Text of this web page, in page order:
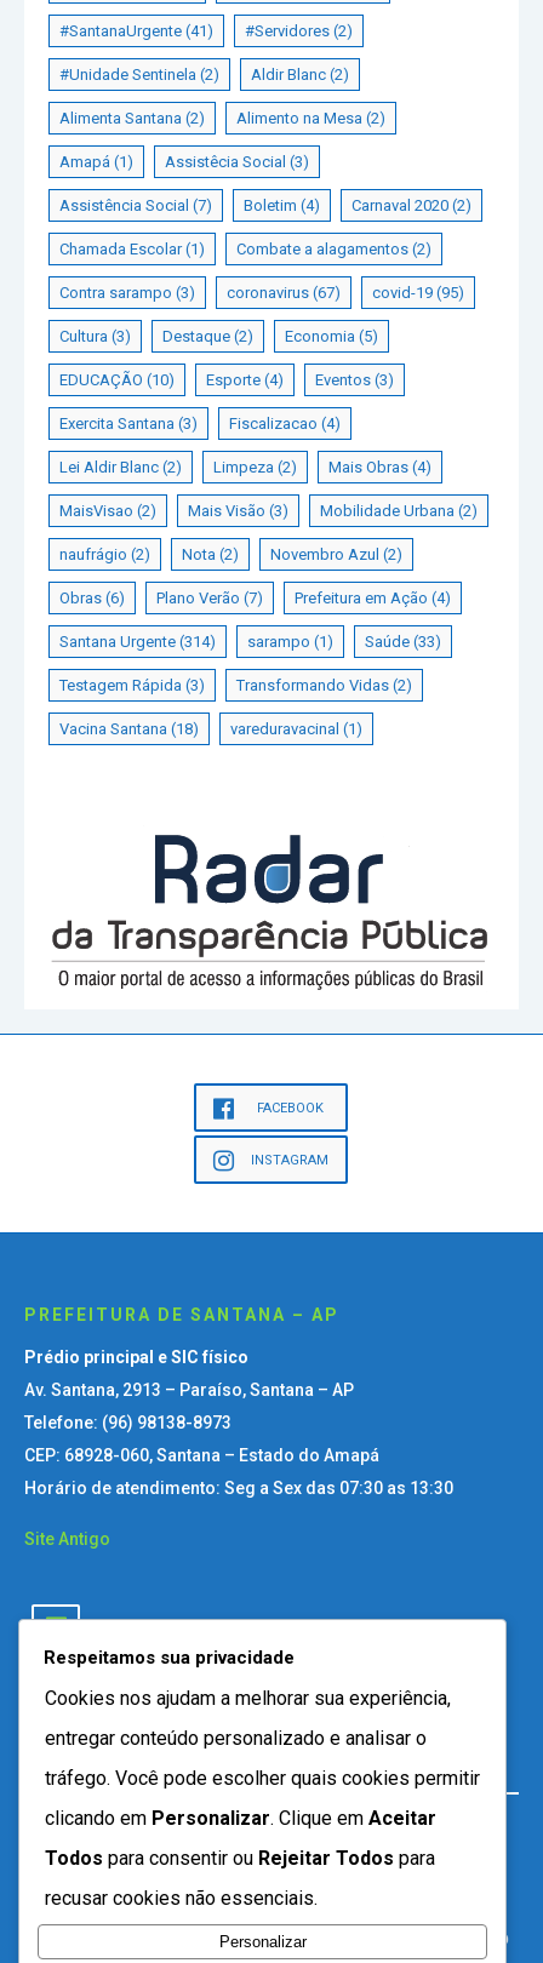
#SantanaUrgente (41) #Servidores (2)
#Unidade Sentinela (2) Aldir Blanc (2)
Alimenta Santana (2) Alimento na Mesa (2)
Amapá (1) Assistêcia Social (3)
Assistência Social (7) Boletim (4) Carnaval 2020 (2)
Chamada Escolar(1) Combate a alagamentos (2)
Contra sarampo (3) coronavirus (67) covid-19 (95)
Cultura (3) Destaque (2) Economia (5)
EDUCAÇÃO (10) Esporte (4) Eventos (3)
Exercita Santana (3) Fiscalizacao (4)
Lei Aldir Blanc (2) Limpeza (2) Mais Obras (4)
MaisVisao (2) Mais Visão (3) Mobilidade Urbana (2)
naufrágio (2) Nota (2) Novembro Azul (2)
Obras (6) Plano Verão (7) Prefeitura em Ação (4)
Santana Urgente (314) sarampo (1) Saúde (33)
Testagem Rápida (3) Transformando Vidas (2)
Vacina Santana (18) vareduravacinal (1)
FACEBOOK
INSTAGRAM
PREFEITURA DE SANTANA – AP
Prédio principal e SIC físico
Av. Santana, 2913 – Paraíso, Santana – AP
Telefone: (96) 98138-8973
CEP: 68928-060, Santana – Estado do Amapá
Horário de atendimento: Seg a Sex das 07:30 as 13:30
Site Antigo
Respeitamos sua privacidade
Cookies nos ajudam a melhorar sua experiência,
entregar conteúdo personalizado e analisar o
tráfego. Você pode escolher quais cookies permitir
clicando em Personalizar. Clique em Aceitar
Todos para consentir ou Rejeitar Todos para
recusar cookies não essenciais.
Personalizar